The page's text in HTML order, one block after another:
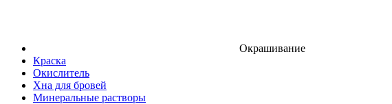
Окрашивание
Краска
Окислитель
Хна для бровей
Минеральные растворы